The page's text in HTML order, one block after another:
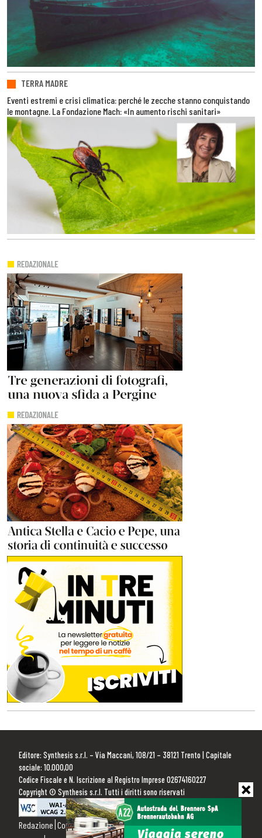
TERRA MADRE
Eventi estremi e crisi climatica: perché le zecche stanno conquistando
le montagne. La Fondazione Mach: «In aumento rischi sanitari»
Editore: Synthesis s.r.l. – Via Maccani, 108/21 – 38121 Trento | Capitale
sociale: 10.000,00
Codice Fiscale e N. Iscrizione al Registro Imprese 02674160227
Copyright © Synthesis s.r.l. Tutti i diritti sono riservati
Redazione Contattaci Pubblicità Privacy Policy Cookie Policy